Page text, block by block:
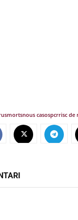
mortsnous casospcrrisc de